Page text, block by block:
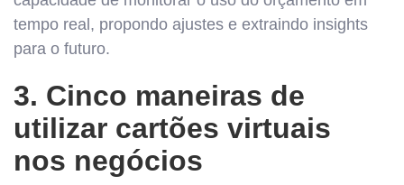
tempo real, propondo ajustes e extraindo insights
para o futuro.
3. Cinco maneiras de
utilizar cartões virtuais
nos negócios